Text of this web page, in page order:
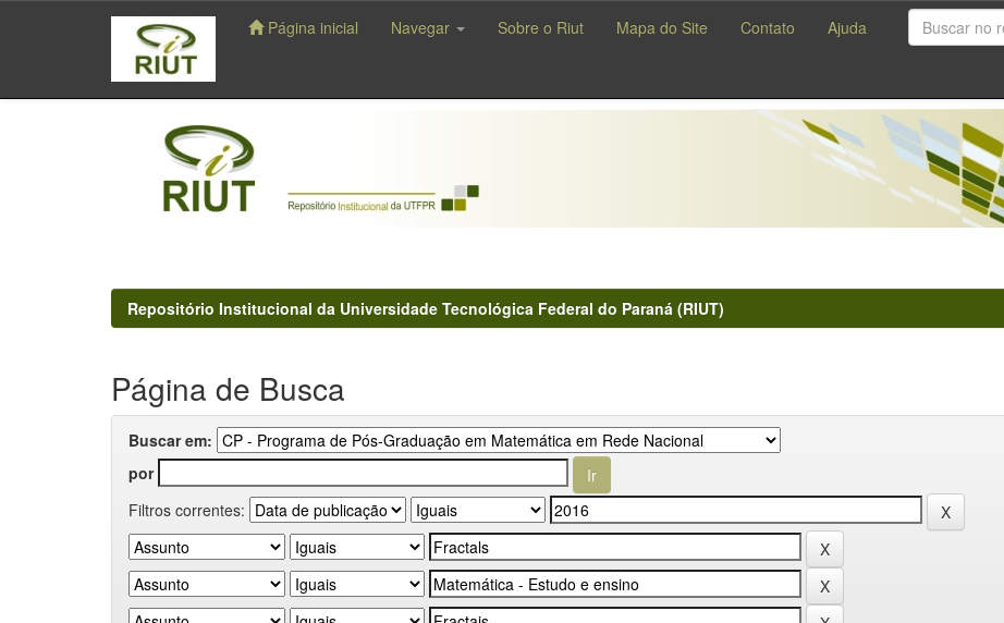
navigation
Página inicial Navegar Sobre o Riut Mapa do Site Contato Ajuda
Repositório Institucional da Universidade Tecnológica Federal do Paraná (RIUT)
Página de Busca
Buscar em:
por
Filtros correntes: